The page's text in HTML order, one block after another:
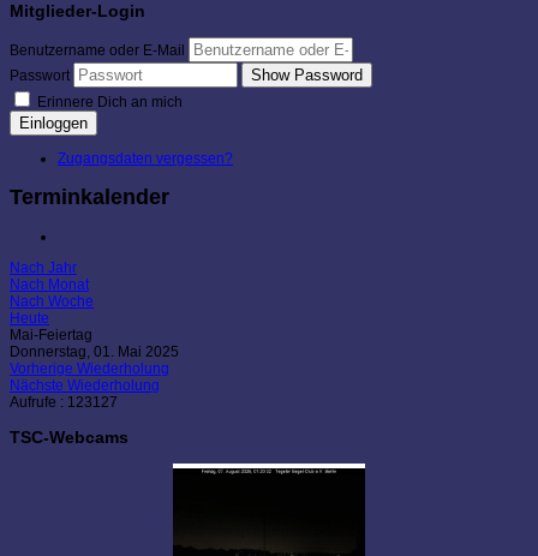
Mitglieder-Login
Benutzername oder E-Mail
Passwort
Show Password
Erinnere Dich an mich
Einloggen
Zugangsdaten vergessen?
Terminkalender
Nach Jahr
Nach Monat
Nach Woche
Heute
Mai-Feiertag
Donnerstag, 01. Mai 2025
Vorherige Wiederholung
Nächste Wiederholung
Aufrufe : 123127
TSC-Webcams